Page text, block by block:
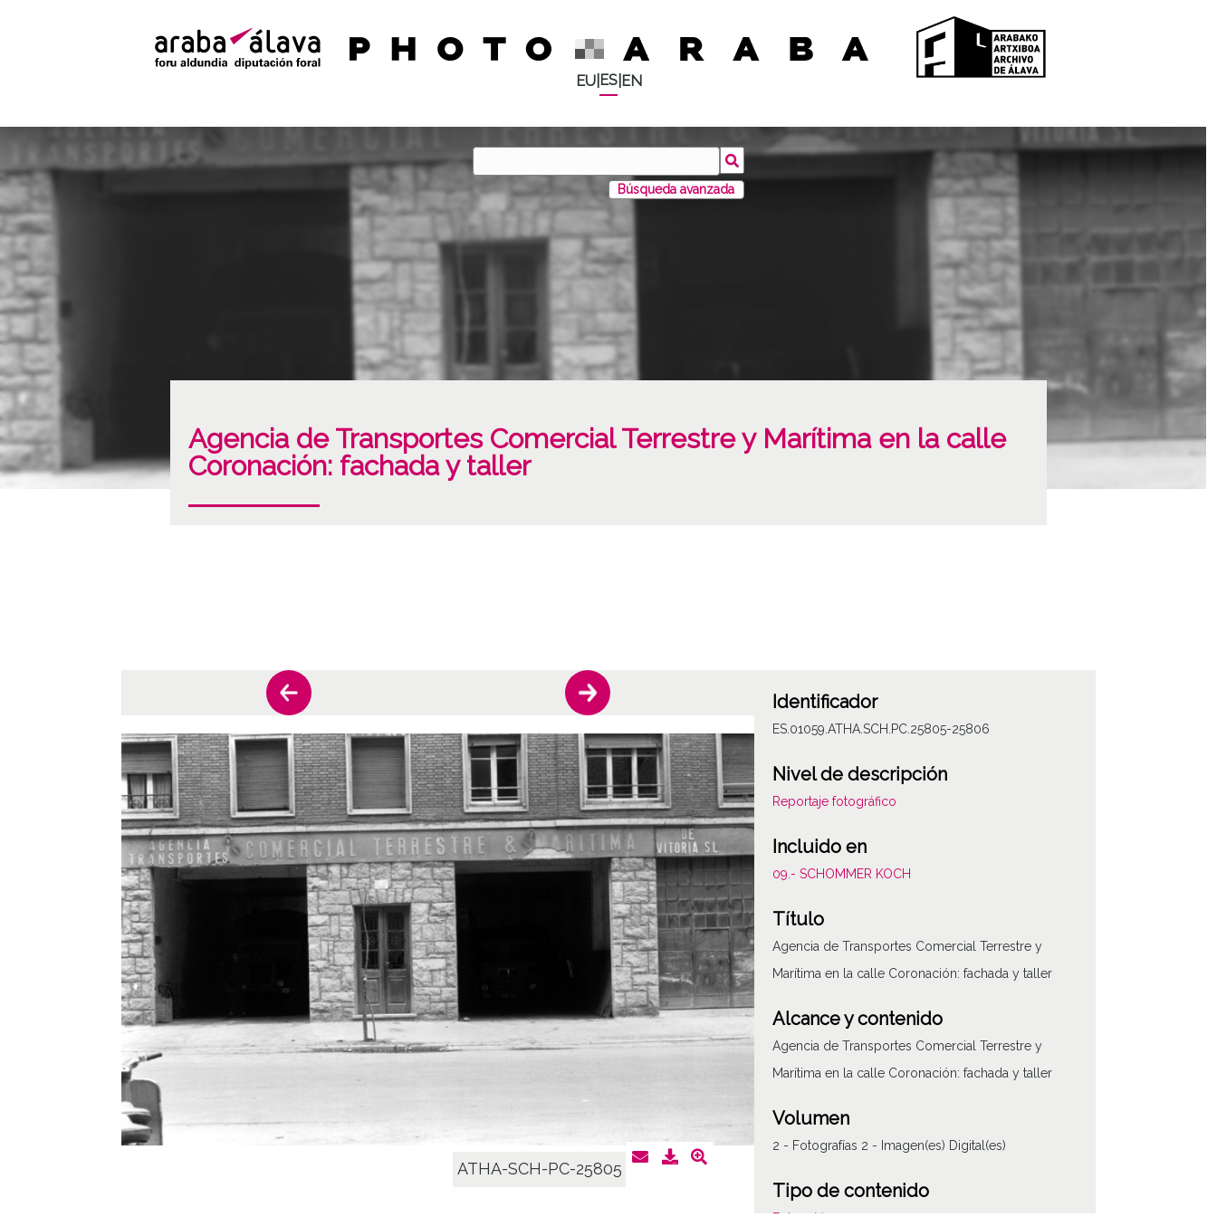
EU| ES| EN
Búsqueda avanzada
Agencia de Transportes Comercial Terrestre y Marítima en la calle
Coronación: fachada y taller
ATHA-SCH-PC-25805
Identificador
ES.01059.ATHA.SCH.PC.25805-25806
Nivel de descripción
Reportaje fotográfico
Incluido en
09.- SCHOMMER KOCH
Título
Agencia de Transportes Comercial Terrestre y
Marítima en la calle Coronación: fachada y taller
Alcance y contenido
Agencia de Transportes Comercial Terrestre y
Marítima en la calle Coronación: fachada y taller
Volumen
2 - Fotografías 2 - Imagen(es) Digital(es)
Tipo de contenido